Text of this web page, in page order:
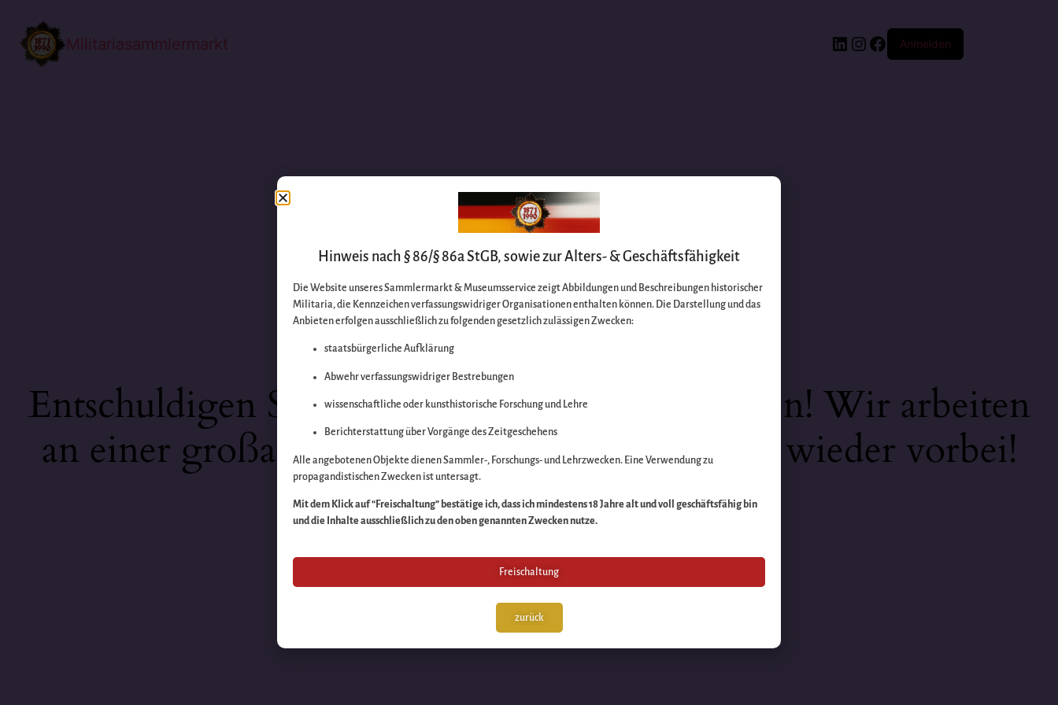
Militariasammlermarkt Anmelden
Entschuldigen Sie bitte die Unannehmlichkeiten! Wir arbeiten
an einer großartigen Sache – schauen Sie bald wieder vorbei!
Hinweis nach § 86/§ 86a StGB, sowie zur Alters- & Geschäftsfähigkeit
Die Website unseres Sammlermarkt & Museumsservice zeigt Abbildungen und Beschreibungen historischer
Militaria, die Kennzeichen verfassungswidriger Organisationen enthalten können. Die Darstellung und das
Anbieten erfolgen ausschließlich zu folgenden gesetzlich zulässigen Zwecken:
staatsbürgerliche Aufklärung
Abwehr verfassungswidriger Bestrebungen
wissenschaftliche oder kunsthistorische Forschung und Lehre
Berichterstattung über Vorgänge des Zeitgeschehens
Alle angebotenen Objekte dienen Sammler-, Forschungs- und Lehrzwecken. Eine Verwendung zu
propagandistischen Zwecken ist untersagt.
Mit dem Klick auf “Freischaltung” bestätige ich, dass ich mindestens 18 Jahre alt und voll geschäftsfähig bin
und die Inhalte ausschließlich zu den oben genannten Zwecken nutze.
Freischaltung
zurück